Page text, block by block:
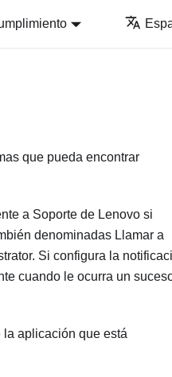
que pueda encontrar
a Soporte de Lenovo si
denominadas Llamar a
. Si configura la
cuando le ocurra un
la aplicación que está